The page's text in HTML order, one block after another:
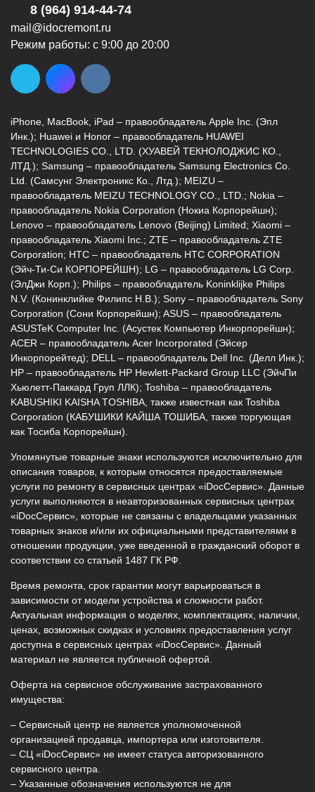
г. Новороссийск, ул. Героев Десантников,
8 (964) 914-44-74
(с 9:00 до 20:00)
г. Новороссийск, ул. Героев Десантников,
2/3
8 (964) 914-44-74 (с 9:00 до 20:00)
8 (964) 914-44-74
mail@idocremont.ru
Режим работы: с 9:00 до 20:00
iPhone, MacBook, iPad – правообладатель Apple Inc. (Эпл
Инк.); Huawei и Honor – правообладатель HUAWEI
TECHNOLOGIES CO., LTD. (ХУАВЕЙ ТЕКНОЛОДЖИС КО.,
ЛТД.); Samsung – правообладатель Samsung Electronics Co.
Ltd. (Самсунг Электроникс Ко., Лтд.); MEIZU –
правообладатель MEIZU TECHNOLOGY CO., LTD.; Nokia –
правообладатель Nokia Corporation (Нокиа Корпорейшн);
Lenovo – правообладатель Lenovo (Beijing) Limited; Xiaomi –
правообладатель Xiaomi Inc.; ZTE – правообладатель ZTE
Corporation; HTC – правообладатель HTC CORPORATION
(Эйч-Ти-Си КОРПОРЕЙШН); LG – правообладатель LG Corp.
(ЭлДжи Корп.); Philips – правообладатель Koninklijke Philips
N.V. (Конинклийке Филипс Н.В.); Sony – правообладатель Sony
Corporation (Сони Корпорейшн); ASUS – правообладатель
ASUSTeK Computer Inc. (Асустек Компьютер Инкорпорейшн);
ACER – правообладатель Acer Incorporated (Эйсер
Инкорпорейтед); DELL – правообладатель Dell Inc. (Делл Инк.);
HP – правообладатель HP Hewlett-Packard Group LLC (ЭйчПи
Хьюлетт-Паккард Груп ЛЛК); Toshiba – правообладатель
KABUSHIKI KAISHA TOSHIBA, также известная как Toshiba
Corporation (КАБУШИКИ КАЙША ТОШИБА, также торгующая
как Тосиба Корпорейшн).
Упомянутые товарные знаки используются исключительно для
описания товаров, к которым относятся предоставляемые
услуги по ремонту в сервисных центрах «iDocСервис». Данные
услуги выполняются в неавторизованных сервисных центрах
«iDocСервис», которые не связаны с владельцами указанных
товарных знаков и/или их официальными представителями в
отношении продукции, уже введенной в гражданский оборот в
соответствии со статьей 1487 ГК РФ.
Время ремонта, срок гарантии могут варьироваться в
зависимости от модели устройства и сложности работ.
Актуальная информация о моделях, комплектациях, наличии,
ценах, возможных скидках и условиях предоставления услуг
доступна в сервисных центрах «iDocСервис». Данный
материал не является публичной офертой.
Оферта на сервисное обслуживание застрахованного
имущества:
– Сервисный центр не является уполномоченной
организацией продавца, импортера или изготовителя.
– СЦ «iDocСервис» не имеет статуса авторизованного
сервисного центра.
– Указанные обозначения используются не для